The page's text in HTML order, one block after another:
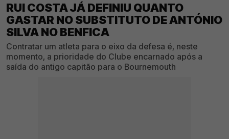
RUI COSTA JÁ DEFINIU QUANTO
GASTAR NO SUBSTITUTO DE ANTÓNIO
SILVA NO BENFICA
Contratar um atleta para o eixo da defesa é, neste
momento, a prioridade do Clube encarnado após a
saída do antigo capitão para o Bournemouth